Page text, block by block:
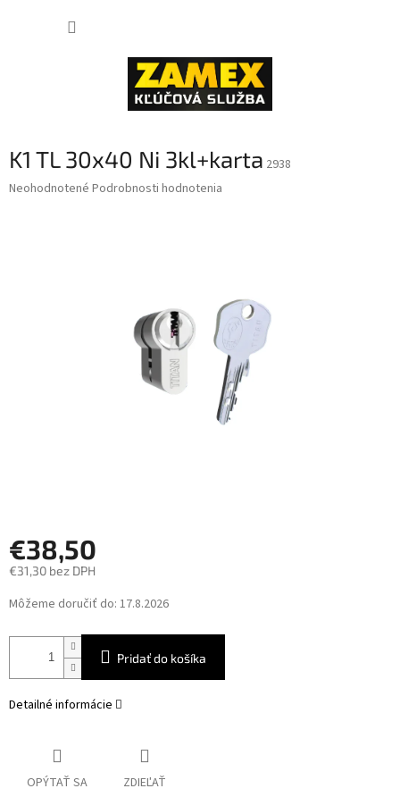
K1 TL 30x40 Ni 3kl+karta 2938
Priemerné
Neohodnotené Podrobnosti hodnotenia
€38,50
€31,30 bez DPH
Jednotková
cena:
Môžeme doručiť do: 17.8.2026
Pridať do košíka
Detailné informácie
OPÝTAŤ SA ZDIEĽAŤ